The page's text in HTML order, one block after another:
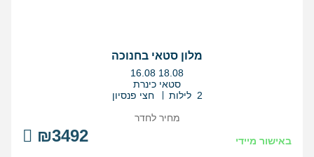
מלון סטאי בחנוכה
בין
התאריכים,
16.08 18.08
סטאי כינרת
2 לילות
חצי פנסיון
באישור מיידי ₪3492
מחיר לחדר